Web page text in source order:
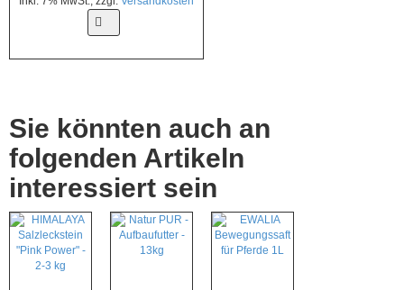
Sie könnten auch an
folgenden Artikeln
interessiert sein
Nicht auf Lager
Nicht auf Lager Nicht auf Lager